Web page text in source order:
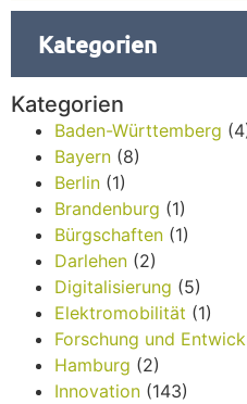
Kategorien
Kategorien
Baden-Württemberg
Bayern (8)
Berlin (1)
Brandenburg (1)
Bürgschaften (1)
Darlehen (2)
Digitalisierung (5)
Elektromobilität (1)
Forschung und
Hamburg (2)
Innovation (143)